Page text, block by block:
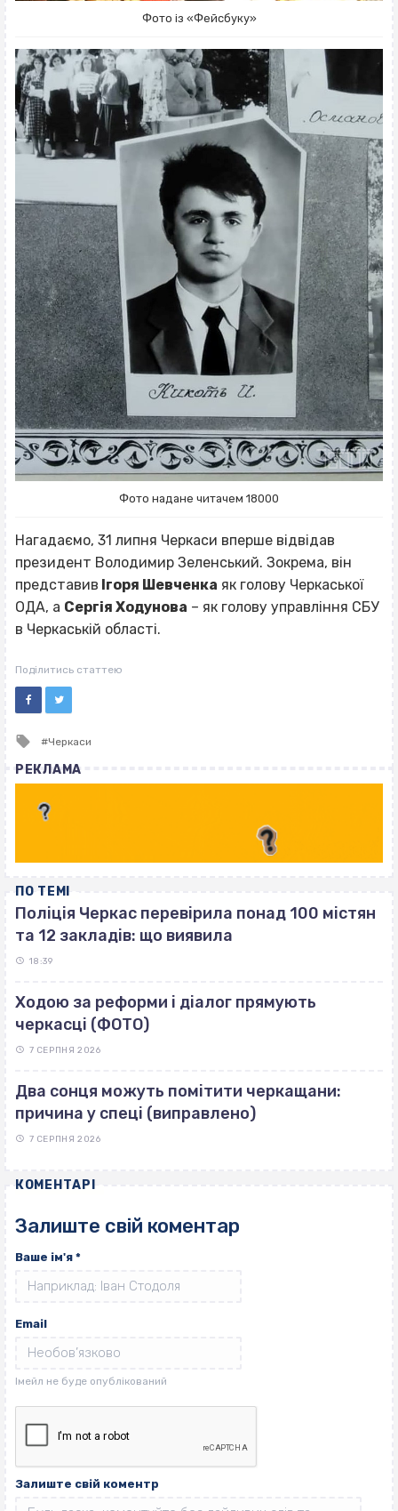
Фото із «Фейсбуку»
Фото надане читачем 18000
Нагадаємо, 31 липня Черкаси вперше відвідав
президент Володимир Зеленський. Зокрема, він
представив Ігоря Шевченка як голову Черкаської
ОДА, а Сергія Ходунова – як голову управління СБУ
в Черкаській області.
Поділитись статтею
Tagged
Черкаси
РЕКЛАМА
ПО ТЕМІ
Поліція Черкас перевірила понад 100 містян
та 12 закладів: що виявила
18:39
Ходою за реформи і діалог прямують
черкасці (ФОТО)
7 СЕРПНЯ 2026
Два сонця можуть помітити черкащани:
причина у спеці (виправлено)
7 СЕРПНЯ 2026
КОМЕНТАРІ
Залиште свій коментар
Ваше ім'я *
Email
Залиште свій коментр